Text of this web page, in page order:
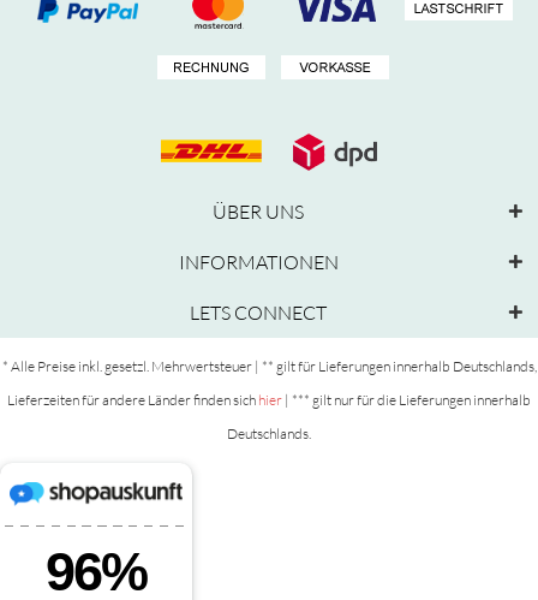
ÜBER UNS
INFORMATIONEN
LETS CONNECT
* Alle Preise inkl. gesetzl. Mehrwertsteuer | ** gilt für Lieferungen innerhalb Deutschlands,
Lieferzeiten für andere Länder finden sich hier | *** gilt nur für die Lieferungen innerhalb
Deutschlands.